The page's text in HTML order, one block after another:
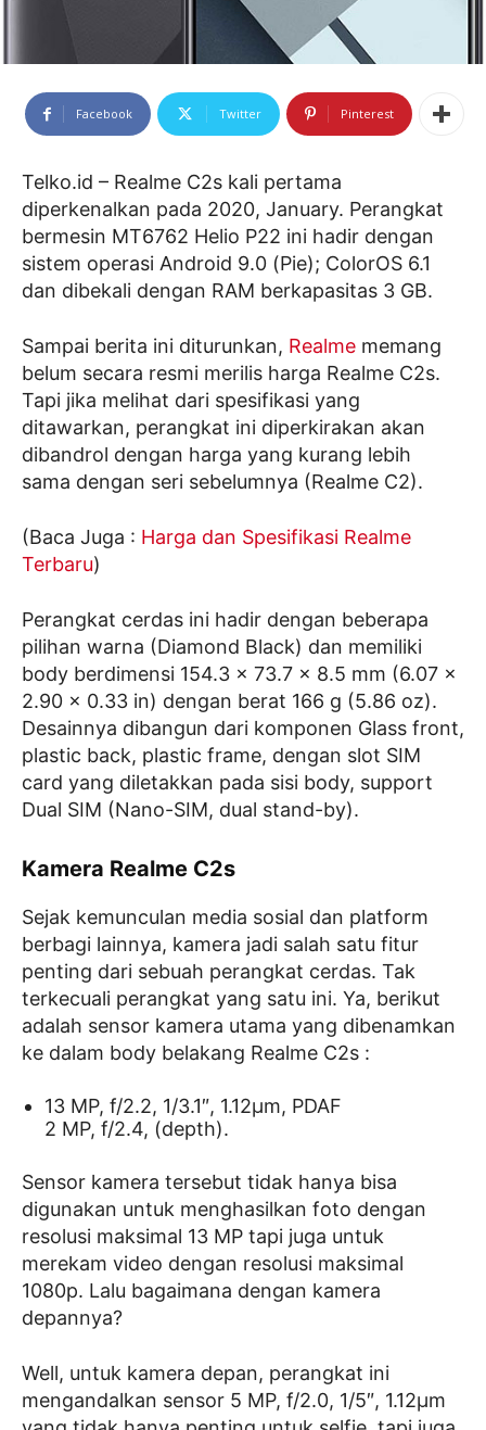
Facebook Twitter Pinterest
Telko.id – Realme C2s kali pertama
diperkenalkan pada 2020, January. Perangkat
bermesin MT6762 Helio P22 ini hadir dengan
sistem operasi Android 9.0 (Pie); ColorOS 6.1
dan dibekali dengan RAM berkapasitas 3 GB.
Sampai berita ini diturunkan, Realme memang
belum secara resmi merilis harga Realme C2s.
Tapi jika melihat dari spesifikasi yang
ditawarkan, perangkat ini diperkirakan akan
dibandrol dengan harga yang kurang lebih
sama dengan seri sebelumnya (Realme C2).
(Baca Juga : Harga dan Spesifikasi Realme
Terbaru)
Perangkat cerdas ini hadir dengan beberapa
pilihan warna (Diamond Black) dan memiliki
body berdimensi 154.3 x 73.7 x 8.5 mm (6.07 x
2.90 x 0.33 in) dengan berat 166 g (5.86 oz).
Desainnya dibangun dari komponen Glass front,
plastic back, plastic frame, dengan slot SIM
card yang diletakkan pada sisi body, support
Dual SIM (Nano-SIM, dual stand-by).
Kamera Realme C2s
Sejak kemunculan media sosial dan platform
berbagi lainnya, kamera jadi salah satu fitur
penting dari sebuah perangkat cerdas. Tak
terkecuali perangkat yang satu ini. Ya, berikut
adalah sensor kamera utama yang dibenamkan
ke dalam body belakang Realme C2s :
13 MP, f/2.2, 1/3.1″, 1.12µm, PDAF
2 MP, f/2.4, (depth).
Sensor kamera tersebut tidak hanya bisa
digunakan untuk menghasilkan foto dengan
resolusi maksimal 13 MP tapi juga untuk
merekam video dengan resolusi maksimal
1080p. Lalu bagaimana dengan kamera
depannya?
Well, untuk kamera depan, perangkat ini
mengandalkan sensor 5 MP, f/2.0, 1/5″, 1.12µm